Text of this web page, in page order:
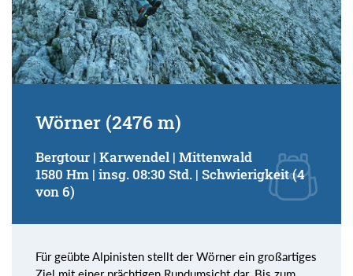
Wörner (2476 m)
Bergtour | Karwendel | Mittenwald
1580 Hm | insg. 08:30 Std. | Schwierigkeit (4
von 6)
Für geübte Alpinisten stellt der Wörner ein großartiges